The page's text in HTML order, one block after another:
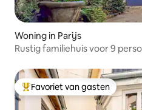
Woning in Parijs
Rustig familiehuis voor 9
Topfavoriet van gasten
Favoriet van gasten